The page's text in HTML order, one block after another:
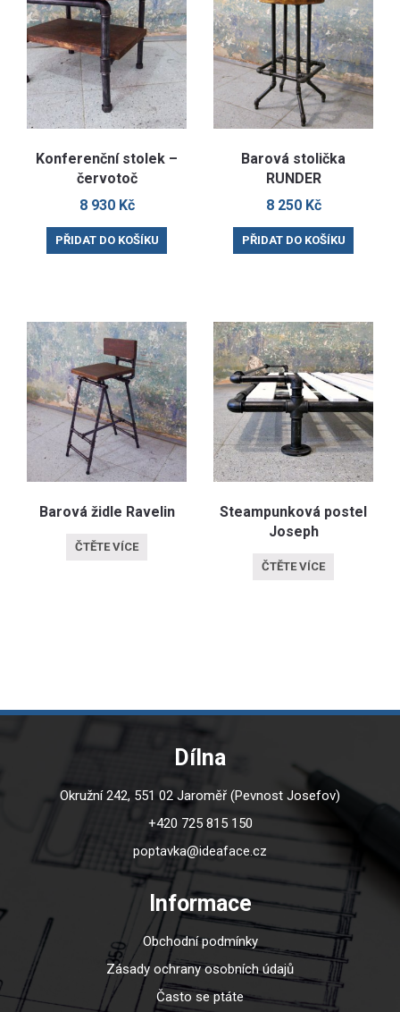
Konferenční stolek –
červotoč
8 930 Kč
PŘIDAT DO KOŠÍKU
Barová stolička
RUNDER
8 250 Kč
PŘIDAT DO KOŠÍKU
Barová židle Ravelin
ČTĚTE VÍCE
Steampunková postel
Joseph
ČTĚTE VÍCE
Dílna
Okružní 242, 551 02 Jaroměř (Pevnost Josefov)
+420 725 815 150
poptavka@ideaface.cz
Informace
Obchodní podmínky
Zásady ochrany osobních údajů
Často se ptáte